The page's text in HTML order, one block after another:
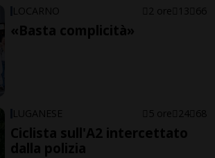
LOCARNO 2 ore 13 66
«Basta complicità»
LUGANESE 5 ore 24 68
Ciclista sull'A2 intercettato
dalla polizia